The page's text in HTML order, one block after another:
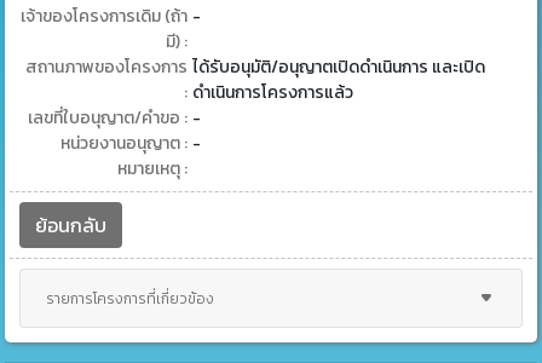
เจ้าของโครงการเดิม (ถ้า
มี) :
-
สถานภาพของโครงการ
:
ได้รับอนุมัติ/อนุญาตเปิดดำเนินการ และเปิด
ดำเนินการโครงการแล้ว
เลขที่ใบอนุญาต/คำขอ : -
หน่วยงานอนุญาต : -
หมายเหตุ :
ย้อนกลับ
รายการโครงการที่เกี่ยวข้อง